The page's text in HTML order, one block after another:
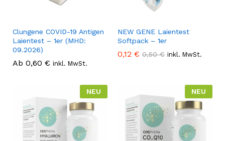
Clungene COVID-19 Antigen
Laientest – 1er (MHD:
09.2026)
Ab 0,60 € inkl. MwSt.
NEW GENE Laientest
Softpack – 1er
0,12 € 0,50€ inkl. MwSt.
NEU NEU